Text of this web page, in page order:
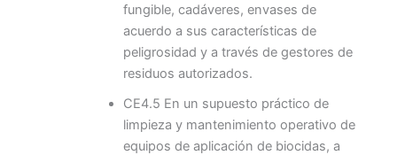
fungible, cadáveres, envases de
acuerdo a sus características de
peligrosidad y a través de gestores de
residuos autorizados.
CE4.5 En un supuesto práctico de
limpieza y mantenimiento operativo de
equipos de aplicación de biocidas, a